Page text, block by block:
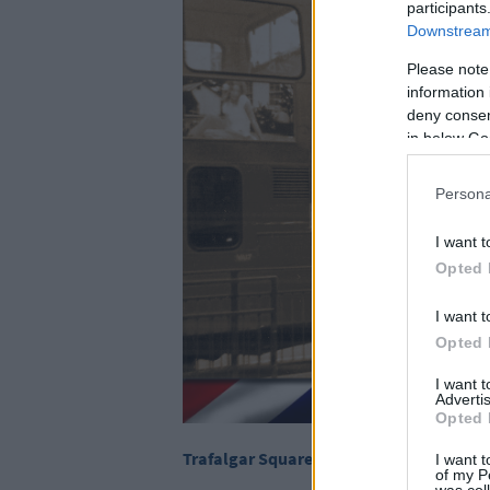
Please
information
deny
in below
I want
Opted
I want
Opted
I want
Opted
I want
of my
Trafalgar Square